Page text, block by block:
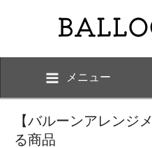
メニュー
【バルーンアレンジ
る商品